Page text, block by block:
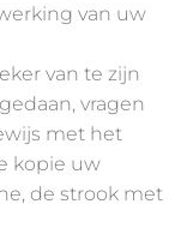
van uw
van te zijn
vragen
met het
kopie uw
de strook met